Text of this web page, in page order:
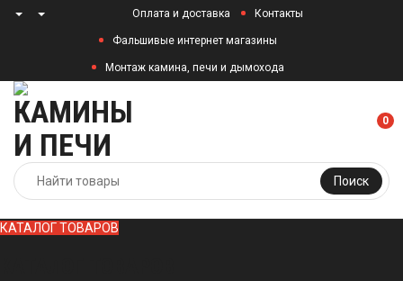
Оплата и доставка Контакты
Фальшивые интернет магазины
Монтаж камина, печи и дымохода
Поиск
0
КАТАЛОГ ТОВАРОВ